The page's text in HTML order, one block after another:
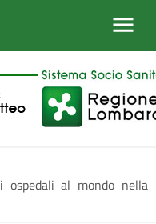
al mondo nella